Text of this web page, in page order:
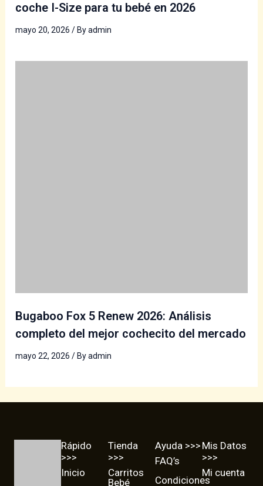
coche I-Size para tu bebé en 2026
mayo 20, 2026/ Byadmin
Bugaboo Fox 5 Renew 2026: Análisis
completo del mejor cochecito del mercado
mayo 22, 2026/ Byadmin
Rápido
>>>
Inicio
Tienda
>>>
Carritos
Bebé
Ayuda >>>
FAQ’s
Condiciones
Mis Datos
>>>
Mi cuenta